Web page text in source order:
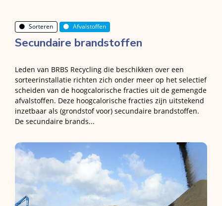
Sorteren Afvalstoffen
Secundaire brandstoffen
Leden van BRBS Recycling die beschikken over een
sorteerinstallatie richten zich onder meer op het selectief
scheiden van de hoogcalorische fracties uit de gemengde
afvalstoffen. Deze hoogcalorische fracties zijn uitstekend
inzetbaar als (grondstof voor) secundaire brandstoffen.
De secundaire brands...